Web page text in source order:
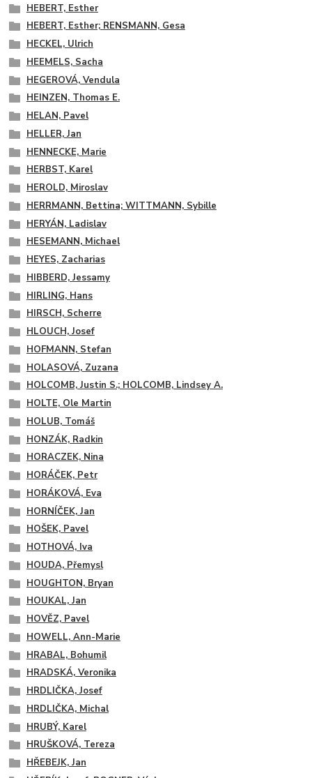
HEBERT, Esther
HEBERT, Esther; RENSMANN, Gesa
HECKEL, Ulrich
HEEMELS, Sacha
HEGEROVÁ, Vendula
HEINZEN, Thomas E.
HELAN, Pavel
HELLER, Jan
HENNECKE, Marie
HERBST, Karel
HEROLD, Miroslav
HERRMANN, Bettina; WITTMANN, Sybille
HERYÁN, Ladislav
HESEMANN, Michael
HEYES, Zacharias
HIBBERD, Jessamy
HIRLING, Hans
HIRSCH, Scherre
HLOUCH, Josef
HOFMANN, Stefan
HOLASOVÁ, Zuzana
HOLCOMB, Justin S.; HOLCOMB, Lindsey A.
HOLTE, Ole Martin
HOLUB, Tomáš
HONZÁK, Radkin
HORACZEK, Nina
HORÁČEK, Petr
HORÁKOVÁ, Eva
HORNÍČEK, Jan
HOŠEK, Pavel
HOTHOVÁ, Iva
HOUDA, Přemysl
HOUGHTON, Bryan
HOUKAL, Jan
HOVĚZ, Pavel
HOWELL, Ann-Marie
HRABAL, Bohumil
HRADSKÁ, Veronika
HRDLIČKA, Josef
HRDLIČKA, Michal
HRUBÝ, Karel
HRUŠKOVÁ, Tereza
HŘEBEJK, Jan